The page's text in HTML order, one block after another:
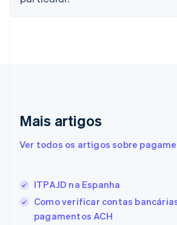
Mais artigos
Ver todos os artigos sobre
ITPAJD na Espanha
Como verificar contas
pagamentos ACH
Croácia
EnglishItaliano
EnglishItaliano
Español English
Estônia
Finlândia
EnglishSvenska